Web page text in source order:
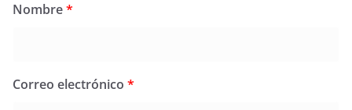
Nombre*
Correo electrónico *